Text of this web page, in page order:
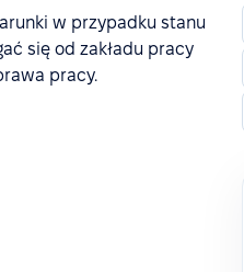
w przypadku stanu
się od zakładu pracy
pracy.